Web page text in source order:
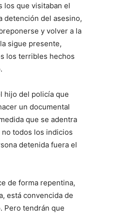
los que visitaban el
detención del asesino,
y volver a la
sigue presente,
los terribles hechos
hijo del policía que
un documental
que se adentra
todos los indicios
detenida fuera el
de forma repentina,
está convencida de
Pero tendrán que